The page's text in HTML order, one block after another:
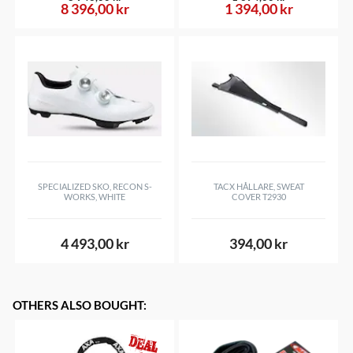
8 396,00 kr 1 394,00 kr
SPECIALIZED SKO, RECON S-
WORKS, WHITE
4 493,00 kr
TACX HÅLLARE, SWEAT
COVER T2930
394,00 kr
OTHERS ALSO BOUGHT: